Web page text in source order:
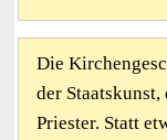
Die
der Staatskunst,
Priester. Statt